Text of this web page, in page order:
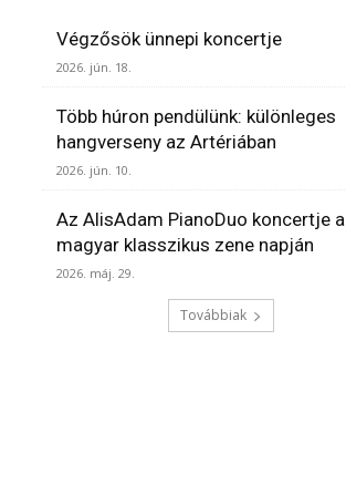
Végzősök ünnepi koncertje
2026. jún. 18.
Több húron pendülünk: különleges
hangverseny az Artériában
2026. jún. 10.
Az AlisAdam PianoDuo koncertje a
magyar klasszikus zene napján
2026. máj. 29.
Továbbiak